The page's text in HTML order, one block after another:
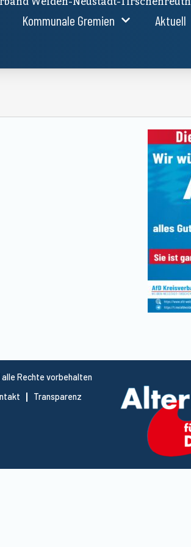
Kommunale Gremien Aktuell
Rechte vorbehalten
Transparenz